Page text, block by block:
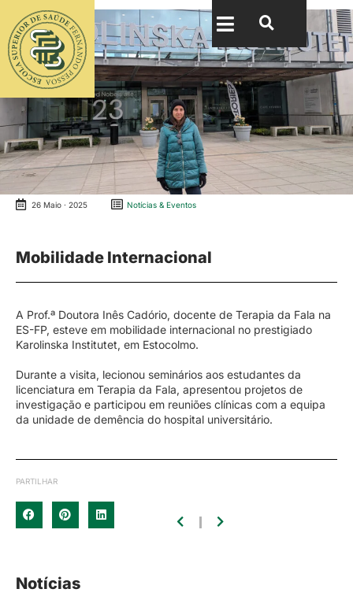
26 Maio · 2025 Notícias & Eventos
Mobilidade Internacional
A Prof.ª Doutora Inês Cadório, docente de Terapia da Fala na
ES-FP, esteve em mobilidade internacional no prestigiado
Karolinska Institutet, em Estocolmo.
Durante a visita, lecionou seminários aos estudantes da
licenciatura em Terapia da Fala, apresentou projetos de
investigação e participou em reuniões clínicas com a equipa
da unidade de demência do hospital universitário.
PARTILHAR
Notícias